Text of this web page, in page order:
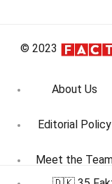
© 2023
About Us
Editorial Policy
Meet the